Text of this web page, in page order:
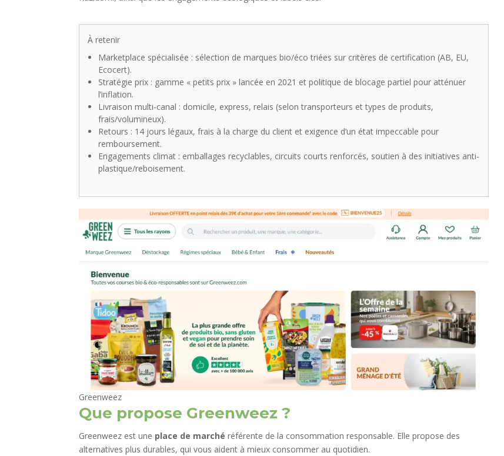
À retenir
Marketplace spécialisée : sélection de marques bio/éco triées sur critères de certification (AB, EU,
Ecocert).
Stratégie prix : gamme « petits prix » lancée en 2021 et politique de blocage partiel pour atténuer
l’inflation.
Livraison multi-canal : domicile, express, relais (selon transporteurs et types de produits,
frais/volumineux).
Retours : 14 jours légaux, frais à la charge du client et exigence d’un état impeccable pour
remboursement.
Engagements climat : emballages recyclables, circuits courts renforcés, soutien à des initiatives anti-
plastique/reboisement.
Greenweez
Que propose Greenweez ?
Greenweez est une place de marché référente de la consommation responsable. Elle propose des
alternatives plus durables, qui vous aident à mieux consommer au quotidien.